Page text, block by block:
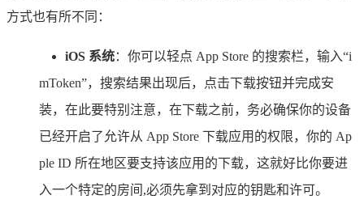
方式也有所不同：
iOS 系统：你可以轻点 App Store 的搜索栏，输入“i
mToken”，搜索结果出现后，点击下载按钮并完成安
装，在此要特别注意，在下载之前，务必确保你的设备
已经开启了允许从 App Store 下载应用的权限，你的 Ap
ple ID 所在地区要支持该应用的下载，这就好比你要进
入一个特定的房间,必须先拿到对应的钥匙和许可。